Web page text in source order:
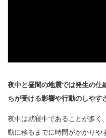
夜中と昼間の地震では発生の仕
ちが受ける影響や行動のしやす
夜中は就寝中であることが多く
動に移るまでに時間がかかりや